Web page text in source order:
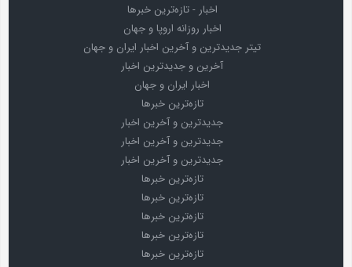
اخبار - تازه‌ترین خبرها
اخبار روزانه اروپا و جهان
تیتر جدیدترین و آخرین اخبار ایران و جهان
آخرین و جدیدترین اخبار
اخبار ایران و جهان
تازه‌ترین خبرها
جدیدترین و آخرین اخبار
جدیدترین و آخرین اخبار
جدیدترین و آخرین اخبار
تازه‌ترین خبرها
تازه‌ترین خبرها
تازه‌ترین خبرها
تازه‌ترین خبرها
تازه‌ترین خبرها